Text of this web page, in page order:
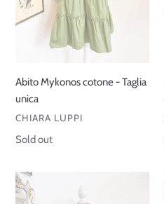
Abito Mykonos cotone - Taglia
unica
VENDOR
CHIARA LUPPI
Regular
Sold out
Abito
Mykonos